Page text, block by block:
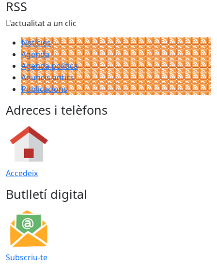
RSS
L'actualitat a un clic
Notícies
Agenda
Agenda política
Anuncis antics
Publicacions
Adreces i telèfons
Accedeix
Butlletí digital
Subscriu-te